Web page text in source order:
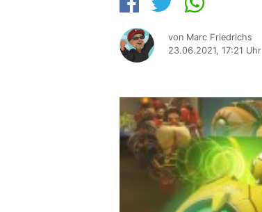
von Marc Friedrichs
23.06.2021, 17:21 Uhr